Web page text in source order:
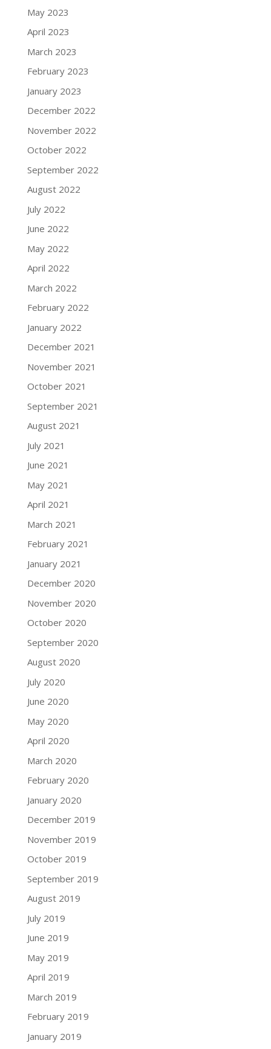
May 2023
April 2023
March 2023
February 2023
January 2023
December 2022
November 2022
October 2022
September 2022
August 2022
July 2022
June 2022
May 2022
April 2022
March 2022
February 2022
January 2022
December 2021
November 2021
October 2021
September 2021
August 2021
July 2021
June 2021
May 2021
April 2021
March 2021
February 2021
January 2021
December 2020
November 2020
October 2020
September 2020
August 2020
July 2020
June 2020
May 2020
April 2020
March 2020
February 2020
January 2020
December 2019
November 2019
October 2019
September 2019
August 2019
July 2019
June 2019
May 2019
April 2019
March 2019
February 2019
January 2019